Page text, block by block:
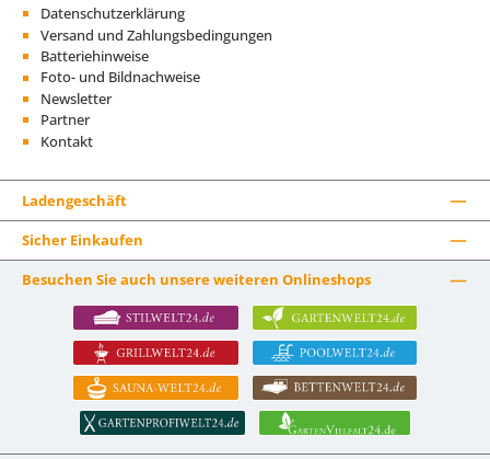
Datenschutzerklärung
Versand und Zahlungsbedingungen
Batteriehinweise
Foto- und Bildnachweise
Newsletter
Partner
Kontakt
Ladengeschäft
Sicher Einkaufen
Besuchen Sie auch unsere weiteren Onlineshops